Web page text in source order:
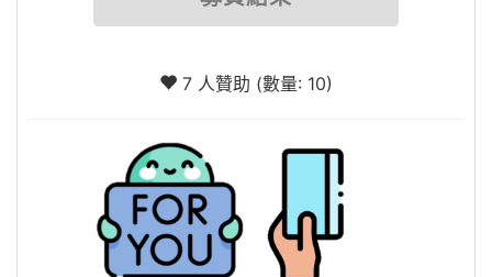
7 人贊助 (數量: 10)